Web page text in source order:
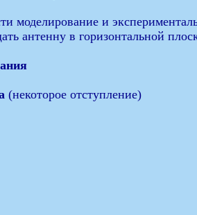
моделирование и
антенну в горизонтальной
(некоторое отступление)